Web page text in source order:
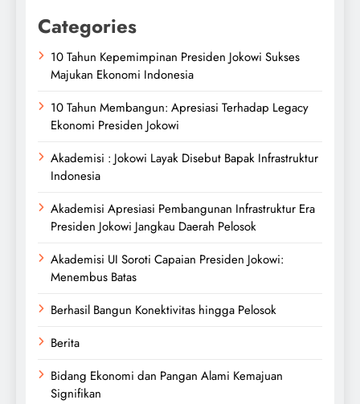
Categories
10 Tahun Kepemimpinan Presiden Jokowi Sukses
Majukan Ekonomi Indonesia
10 Tahun Membangun: Apresiasi Terhadap Legacy
Ekonomi Presiden Jokowi
Akademisi : Jokowi Layak Disebut Bapak Infrastruktur
Indonesia
Akademisi Apresiasi Pembangunan Infrastruktur Era
Presiden Jokowi Jangkau Daerah Pelosok
Akademisi UI Soroti Capaian Presiden Jokowi:
Menembus Batas
Berhasil Bangun Konektivitas hingga Pelosok
Berita
Bidang Ekonomi dan Pangan Alami Kemajuan
Signifikan